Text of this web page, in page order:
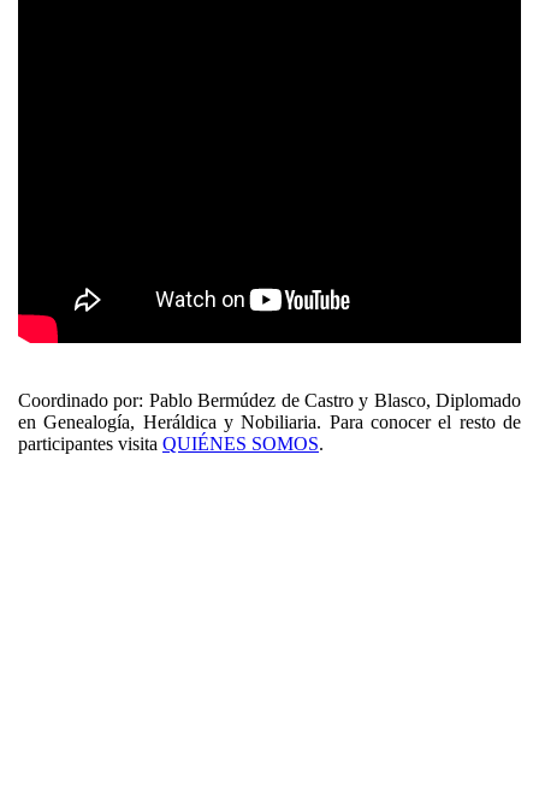
Coordinado por: Pablo Bermúdez de Castro y Blasco, Diplomado
en Genealogía, Heráldica y Nobiliaria. Para conocer el resto de
participantes visita QUIÉNES SOMOS.